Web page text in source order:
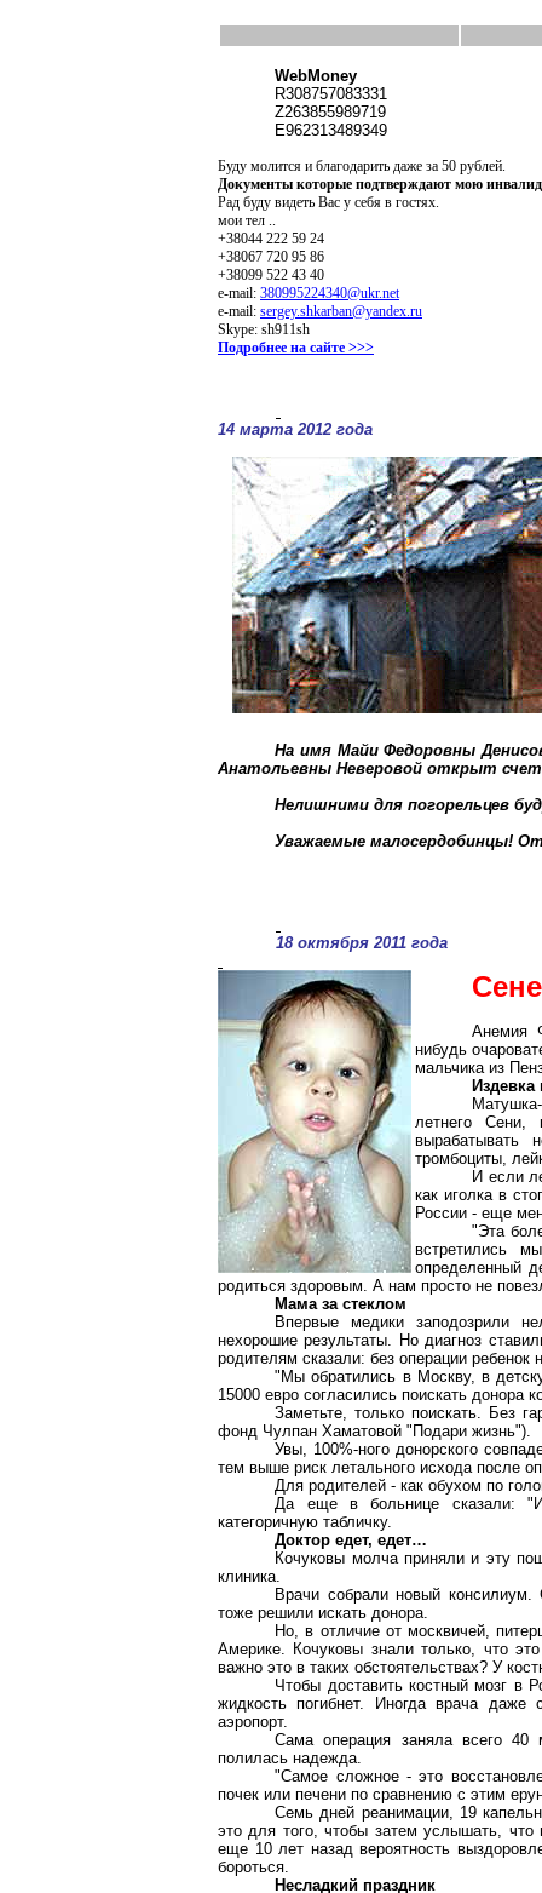
WebMoney
R308757083331
Z263855989719
E962313489349
Буду молится и благодарить даже за 50 рублей.
Документы которые подтверждают мою
Рад буду видеть Вас у себя в гостях.
мои тел ..
+38044 222 59 24
+38067 720 95 86
+38099 522 43 40
е-mail: 380995224340@ukr.net
е-mail: sergey.shkarban@yandex.ru
Skype: sh911sh
Подробнее на сайте >>>
14 марта 2012 года
На имя Майи Федоровны
Анатольевны Неверовой открыт счет
Нелишними для погорельцев
Уважаемые малосердобинцы!
18 октября 2011 года
Анемия
нибудь
мальчика из
летнего Сени,
вырабатывать
тромбоциты,
И если
как иголка в
России - еще
"Эта
встретились
определенный
родиться здоровым. А нам просто не
Мама за стеклом
Впервые медики заподозрили
нехорошие результаты. Но диагноз
родителям сказали: без операции ребенок
"Мы обратились в Москву, в
15000 евро согласились поискать донора
Заметьте, только поискать. Без
фонд Чулпан Хаматовой "Подари жизнь").
Увы, 100%-ного донорского
тем выше риск летального исхода после
Для родителей - как обухом по
Да еще в больнице сказали:
категоричную табличку.
Доктор едет, едет…
Кочуковы молча приняли и эту
клиника.
Врачи собрали новый консилиум.
тоже решили искать донора.
Но, в отличие от москвичей,
Америке. Кочуковы знали только, что
важно это в таких обстоятельствах? У
Чтобы доставить костный мозг в
жидкость погибнет. Иногда врача
аэропорт.
Сама операция заняла всего
полилась надежда.
"Самое сложное - это
почек или печени по сравнению с этим
Семь дней реанимации, 19
это для того, чтобы затем услышать,
еще 10 лет назад вероятность
бороться.
Несладкий праздник